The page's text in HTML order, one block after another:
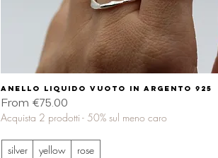
Quick View
Anello liquido vuoto in argento 925
From €75.00
Sale Price
Acquista 2 prodotti - 50% sul meno caro
silver yellow rose